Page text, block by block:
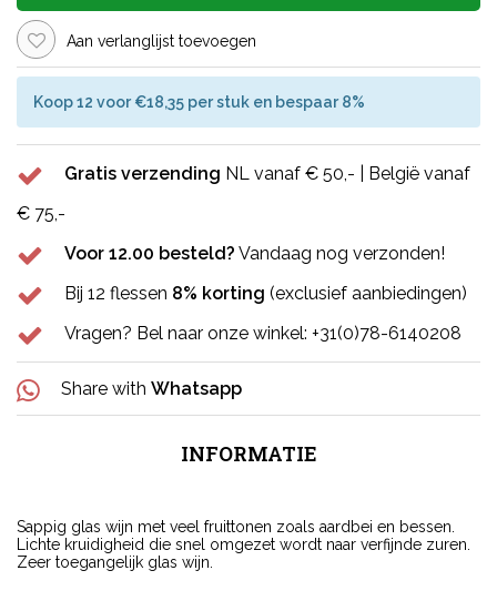
Aan verlanglijst toevoegen
Koop 12 voor €18,35 per stuk en bespaar 8%
Gratis verzending NL vanaf € 50,- | België vanaf
€ 75,-
Voor 12.00 besteld? Vandaag nog verzonden!
Bij 12 flessen 8% korting (exclusief aanbiedingen)
Vragen? Bel naar onze winkel: +31(0)78-6140208
Share with Whatsapp
INFORMATIE
Sappig glas wijn met veel fruittonen zoals aardbei en bessen.
Lichte kruidigheid die snel omgezet wordt naar verfijnde zuren.
Zeer toegangelijk glas wijn.